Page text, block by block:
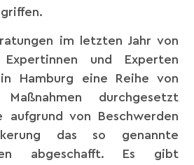
im letzten Jahr von
und Experten
Hamburg eine Reihe von
Maßnahmen durchgesetzt
aufgrund von Beschwerden
das so genannte
abgeschafft. Es gibt